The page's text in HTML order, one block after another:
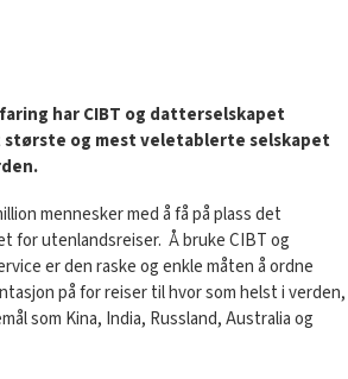
har CIBT og datterselskapet
og mest veletablerte selskapet
mennesker med å få på plass det
for utenlandsreiser. Å bruke CIBT og
er den raske og enkle måten å ordne
på for reiser til hvor som helst i verden,
som Kina, India, Russland, Australia og